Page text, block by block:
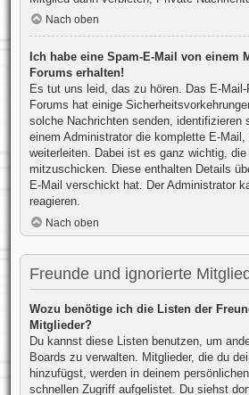
Nach oben
Ich habe eine Spam-E-Mail von einem
Forums erhalten!
Es tut uns leid, das zu hören. Das E-Mail-
Forums hat einige
solche Nachrichten senden, identifizieren
einem Administrator die komplette E-
weiterleiten. Dabei ist es ganz wichtig,
mitzuschicken. Diese enthalten Details
E-Mail verschickt hat. Der Administrator
reagieren.
Nach oben
Freunde und ignorierte
Wozu benötige ich die Listen der
Mitglieder?
Du kannst diese Listen benutzen, um
Boards zu verwalten. Mitglieder, die du
hinzufügst, werden in deinem
schnellen Zugriff aufgelistet. Du siehst